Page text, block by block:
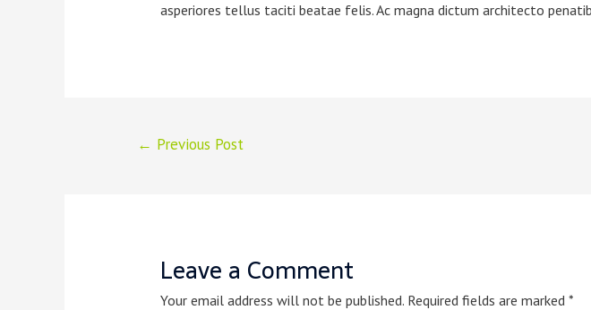
asperiores tellus taciti beatae felis. Ac magna dictum architecto
← Previous Post
Leave a Comment
Your email address will not be published. Required fields are marked *